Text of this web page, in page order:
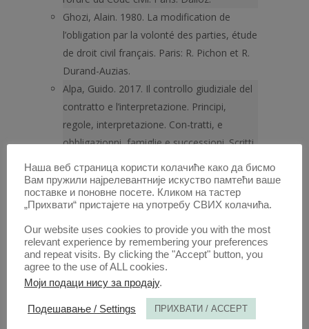
Ghozi, Alain. 1980. La modification de
l’obligation par la volonté des parties, étude
de droit civil français. Paris: R. Pichon et R.
Durand-Auzias.
Alpa, Guido. 2017. Il controllo giudiziale del
contratto e l’interpretazione. Principi,
regole, interpretazione. Con-tratti, e
obbligazionni, famiglie e successioni. Scritti
in onore di Giovanni Furgiuele. Padova:
Universitas Studiorum.
Koziol, Helmut, Rudolf Welser. 2006.
Grundriss des bürgerlich Rechts, Band I.
Wien: Manzsche Verlags– und
Universitätsbuchhandlung.
Köhler, Helmut. 2009. BGB Allgemeiner Teil.
München: C. H. Beck.
Muriel Fabre-Magnan. 2007. Droit des
obligations. I – Contrat et enga­gement
Наша веб страница користи колачиће како да бисмо
Вам пружили најрелевантније искуство памтећи ваше
поставке и поновне посете. Кликом на тастер
„Прихвати“ пристајете на употребу СВИХ колачића.
Our website uses cookies to provide you with the most
relevant experience by remembering your preferences
and repeat visits. By clicking the "Accept" button, you
agree to the use of ALL cookies.
Моји подаци нису за продају.
Подешавање / Settings ПРИХВАТИ / ACCEPT